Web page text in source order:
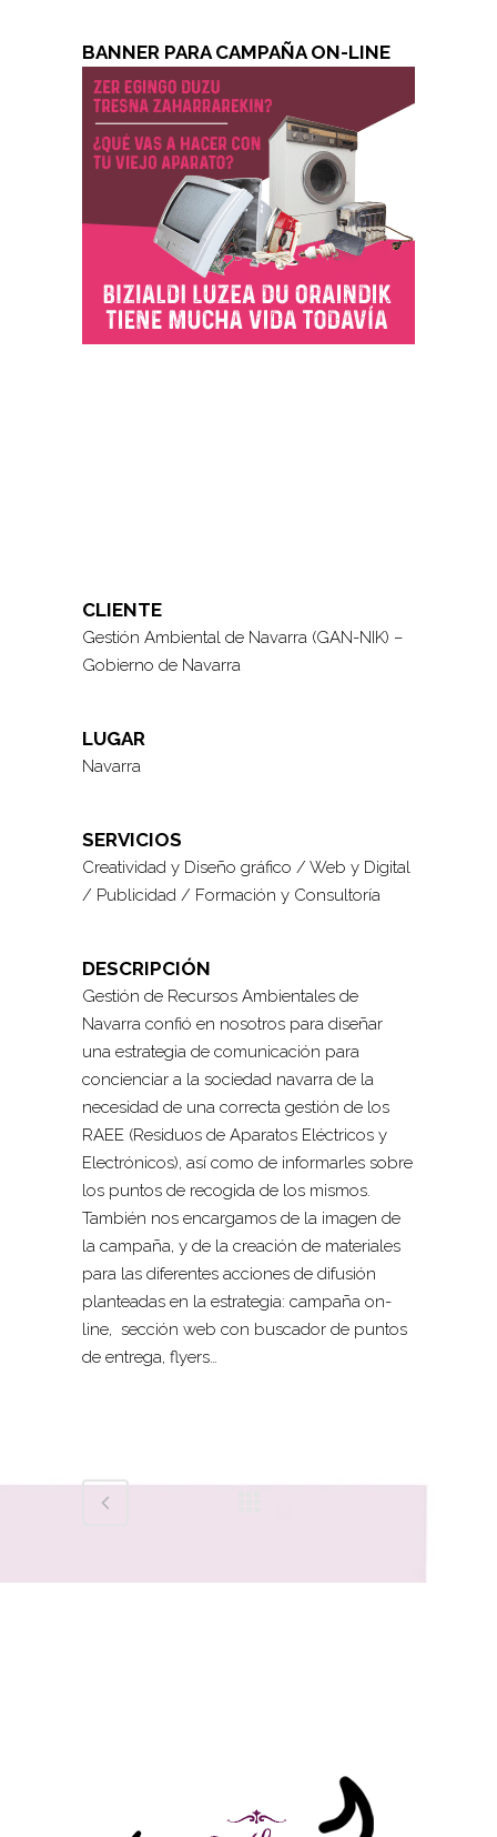
BANNER PARA CAMPAÑA ON-LINE
CLIENTE
Gestión Ambiental de Navarra (GAN-NIK) –
Gobierno de Navarra
LUGAR
Navarra
SERVICIOS
Creatividad y Diseño gráfico / Web y Digital
/ Publicidad / Formación y Consultoría
DESCRIPCIÓN
Gestión de Recursos Ambientales de
Navarra confió en nosotros para diseñar
una estrategia de comunicación para
concienciar a la sociedad navarra de la
necesidad de una correcta gestión de los
RAEE (Residuos de Aparatos Eléctricos y
Electrónicos), así como de informarles sobre
los puntos de recogida de los mismos.
También nos encargamos de la imagen de
la campaña, y de la creación de materiales
para las diferentes acciones de difusión
planteadas en la estrategia: campaña on-
line, sección web con buscador de puntos
de entrega, flyers…